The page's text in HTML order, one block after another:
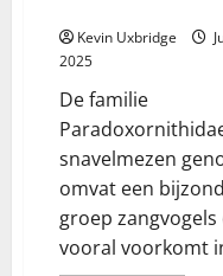
Kevin Uxbridge
2025
De familie
snavelmezen
omvat een
groep zangvogels
vooral voorkomt